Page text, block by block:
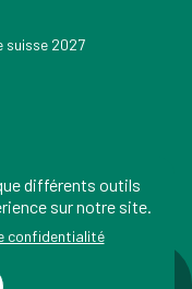
suisse 2027
des
différents outils
sur notre site.
confidentialité